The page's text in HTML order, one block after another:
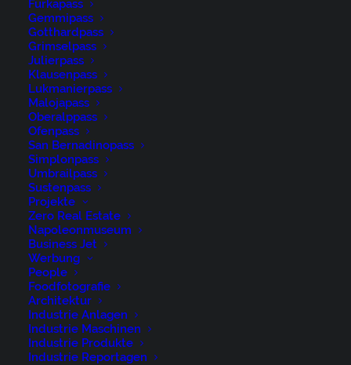
Furkapass
Gemmipass
Gotthardpass
Grimselpass
Julierpass
Klausenpass
Lukmanierpass
Malojapass
Oberalppass
Ofenpass
San Bernadinopass
Simplonpass
Umbrailpass
Sustenpass
Projekte
Zero Real Estate
Napoleonmuseum
Business Jet
Werbung
People
Foodfotografie
Architektur
Industrie Anlagen
Industrie Maschinen
Industrie Produkte
Industrie Reportagen
Appenzell, Appenzell Ausserrohden, Bauernhof,
Baum, Fotografie, Jahreszeiten, Landschaftsfotografie,
Morgen, Nebel, Nebelmeer, Ortsbild, Ostschweiz,
Outdoor, Photography, Schwellbrunn, Streusiedlung,
Waldstatt, Wetter, Winter, landscape photography
René Niederer Fotografie